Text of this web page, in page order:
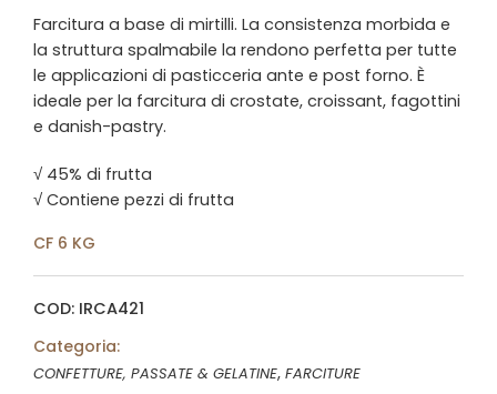
Farcitura a base di mirtilli. La consistenza morbida e
la struttura spalmabile la rendono perfetta per tutte
le applicazioni di pasticceria ante e post forno. È
ideale per la farcitura di crostate, croissant, fagottini
e danish-pastry.
√ 45% di frutta
√ Contiene pezzi di frutta
CF 6 KG
COD: IRCA421
Categoria:
CONFETTURE, PASSATE & GELATINE, FARCITURE